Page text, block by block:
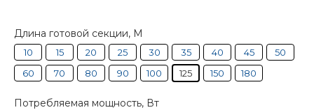
Длина готовой секции, М
10 15 20 25 30 35 40 45
50
60
70 80 90 100 125 150 180
Потребляемая мощность, Вт